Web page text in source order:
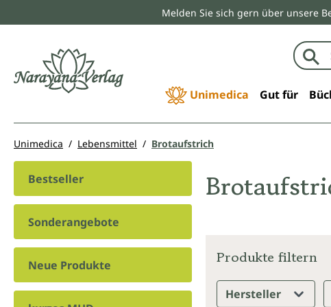
Zur Hauptnavigation springenMelden Sie sich gern über unsere
Unimedica Gut für
Unimedica Lebensmittel Brotaufstrich
Bestseller
Sonderangebote
Neue Produkte Produkte filtern
Hersteller